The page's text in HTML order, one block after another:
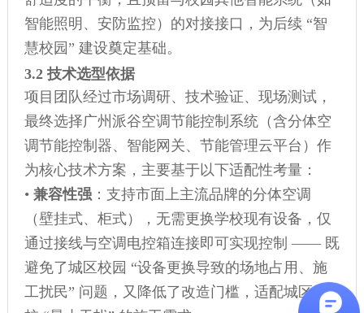
智能照明、安防监控）的对接接口，为后续 “智
慧校园” 建设奠定基础。
3.2 技术选型依据
项目团队经过市场调研、技术验证、现场测试，
最终选择广州派谷空调节能控制系统（含分体空
调节能控制器、智能网关、节能管理云平台）作
为核心技术方案，主要基于以下适配性考量：
• 兼容性强：支持市面上主流品牌的分体空调
（壁挂式、柜式），无需更换学校现有设备，仅
通过接线与空调电控箱连接即可实现控制 —— 既
避免了城区校园 “设备更换导致的场地占用、施
工扰民” 问题，又降低了改造门槛，适配城区学